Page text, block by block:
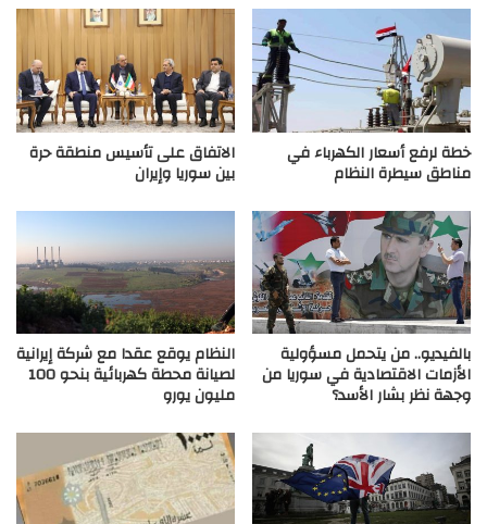
خطة لرفع أسعار الكهرباء في
مناطق سيطرة النظام
الاتفاق على تأسيس منطقة حرة
بين سوريا وإيران
بالفيديو.. من يتحمل مسؤولية
الأزمات الاقتصادية في سوريا من
وجهة نظر بشار الأسد؟
النظام يوقع عقدا مع شركة إيرانية
لصيانة محطة كهربائية بنحو 100
مليون يورو